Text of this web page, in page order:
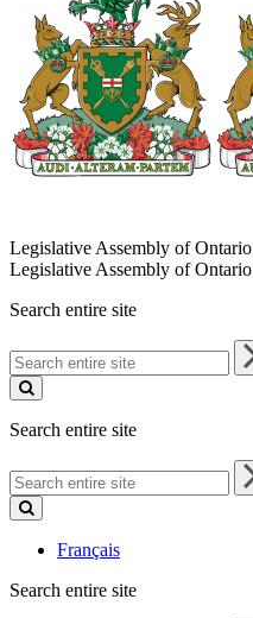
Legislative Assembly of Ontario
Legislative Assembly of Ontario
Search entire site
Search
entire
site
Search entire site
Search
entire
site
Français
Search entire site